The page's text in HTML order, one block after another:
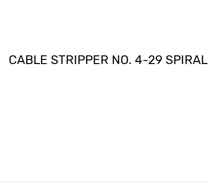
CABLE STRIPPER NO. 4-29 SPIRAL